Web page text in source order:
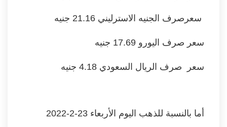
سعر صرف اليورو 17.69 جنيه
سعر صرف الريال السعودي 4.18 جنيه
أما بالنسبة للذهب اليوم الأربعاء 23-2- 2022